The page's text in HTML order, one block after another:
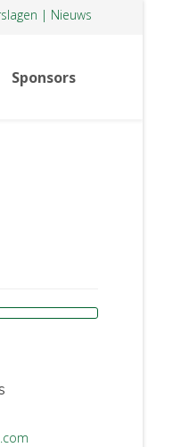
| Nieuws
Sponsors